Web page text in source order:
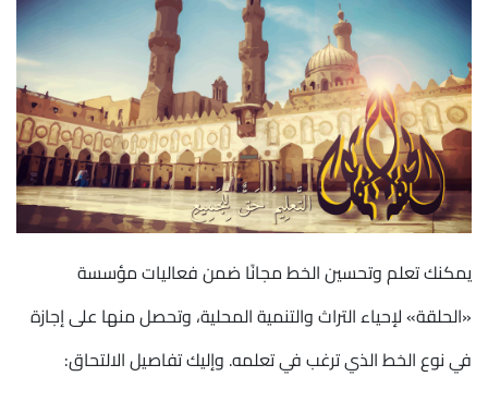
يمكنك تعلم وتحسين الخط مجانًا ضمن فعاليات مؤسسة
«الحلقة» لإحياء التراث والتنمية المحلية، وتحصل منها على إجازة
في نوع الخط الذي ترغب في تعلمه. وإليك تفاصيل الالتحاق: